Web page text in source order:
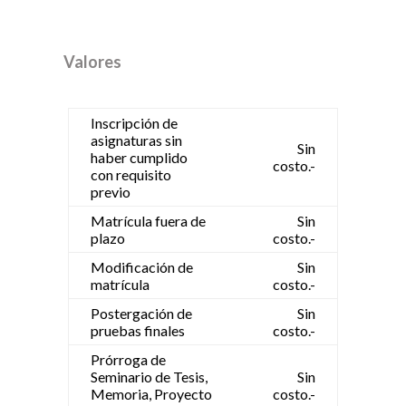
Valores
Inscripción de
asignaturas sin
haber cumplido
con requisito
previo
Sin
costo.-
Matrícula fuera de
plazo
Sin
costo.-
Modificación de
matrícula
Sin
costo.-
Postergación de
pruebas finales
Sin
costo.-
Prórroga de
Seminario de Tesis,
Memoria, Proyecto
Sin
costo.-